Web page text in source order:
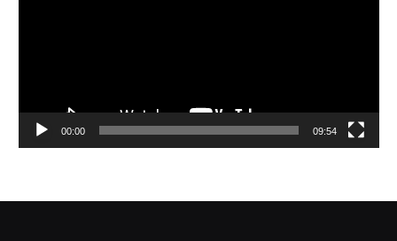
00:00 09:54